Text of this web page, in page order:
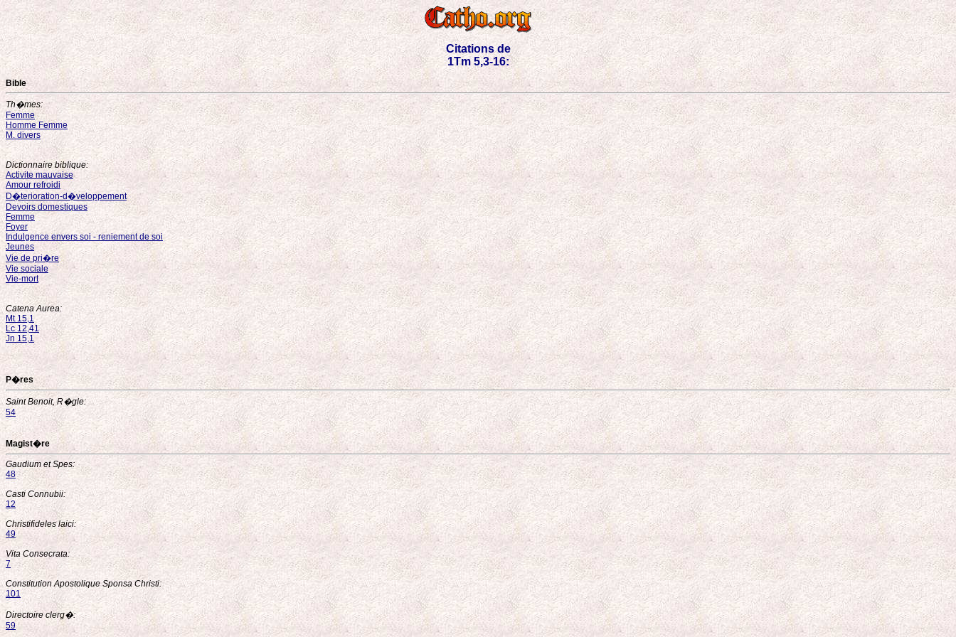
Citations de
1Tm 5,3-16:
Bible
Th�mes:
Femme
Homme Femme
M. divers
Dictionnaire biblique:
Activite mauvaise
Amour refroidi
D�terioration-d�veloppement
Devoirs domestiques
Femme
Foyer
Indulgence envers soi - reniement de soi
Jeunes
Vie de pri�re
Vie sociale
Vie-mort
Catena Aurea:
Mt 15,1
Lc 12,41
Jn 15,1
P�res
Saint Benoit, R�gle:
54
Magist�re
Gaudium et Spes:
48
Casti Connubii:
12
Christifideles laici:
49
Vita Consecrata:
7
Constitution Apostolique Sponsa Christi:
101
Directoire clerg�:
59